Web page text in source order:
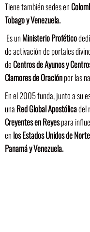
Tiene también sedes en
Tobago y Venezuela.
Es un Ministerio Profético
de activación de portales
de Centros de Ayunos y
Clamores de Oraciónpor las
En el 2005 funda, junto a su
una Red Global Apostólicadel
Creyentes en Reyespara
en los Estados Unidos de
Panamá y Venezuela.